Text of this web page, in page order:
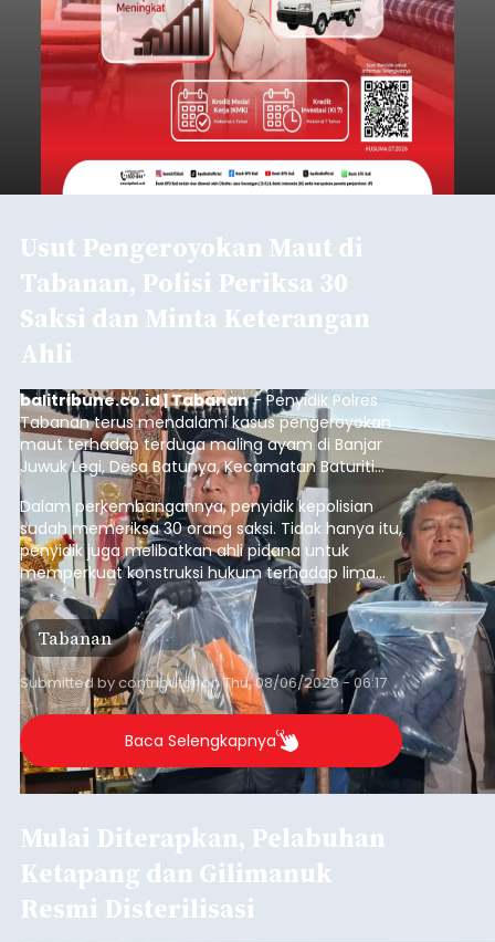
Usut Pengeroyokan Maut di
Tabanan, Polisi Periksa 30
Saksi dan Minta Keterangan
Ahli
balitribune.co.id | Tabanan- Penyidik Polres
Tabanan terus mendalami kasus pengeroyokan
maut terhadap terduga maling ayam di Banjar
Juwuk Legi, Desa Batunya, Kecamatan Baturiti
yang terjadi beberapa waktu lalu.
Dalam perkembangannya, penyidik kepolisian
sudah memeriksa 30 orang saksi. Tidak hanya itu,
penyidik juga melibatkan ahli pidana untuk
memperkuat konstruksi hukum terhadap lima
orang tersangka yang saat ini ditahan.
Tabanan
Submitted bycontributoronThu, 08/06/2026 - 06:17
Baca Selengkapnya
Mulai Diterapkan, Pelabuhan
Ketapang dan Gilimanuk
Resmi Disterilisasi